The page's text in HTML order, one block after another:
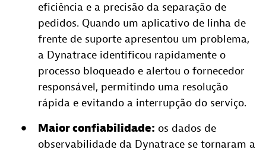
eficiência e a precisão da separação de
pedidos. Quando um aplicativo de linha de
frente de suporte apresentou um problema,
a Dynatrace identificou rapidamente o
processo bloqueado e alertou o fornecedor
responsável, permitindo uma resolução
rápida e evitando a interrupção do serviço.
Maior confiabilidade: os dados de
observabilidade da Dynatrace se tornaram a